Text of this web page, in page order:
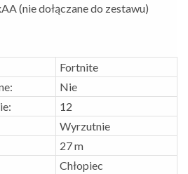
(nie dołączane do zestawu)
Fortnite
Nie
12
Wyrzutnie
27 m
Chłopiec